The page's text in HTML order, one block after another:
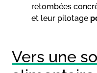
retombées
et leur pilotage
Vers une